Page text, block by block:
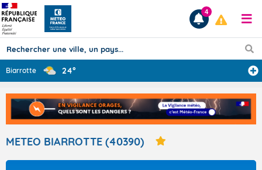
Prévisions
TOUS LES RÉSULTATS
Articles
4
Biarrotte 24°
METEO BIARROTTE (40390)